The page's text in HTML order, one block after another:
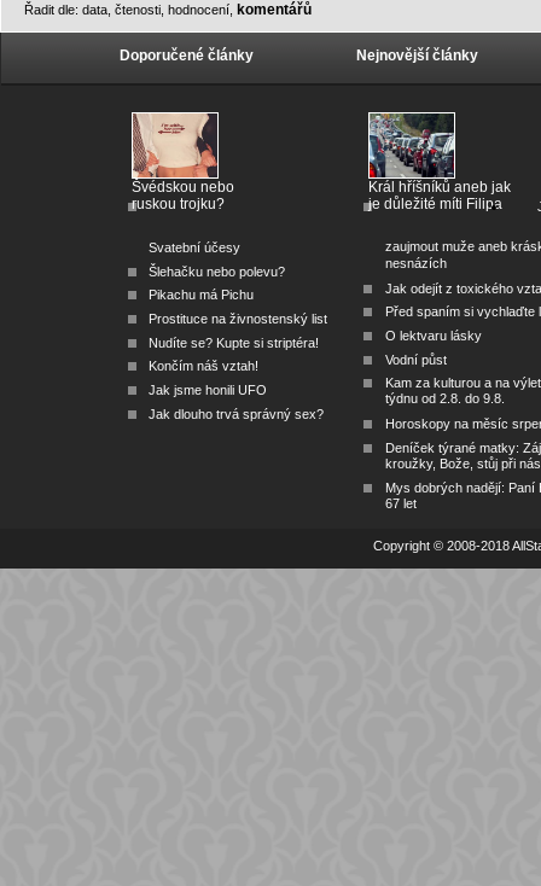
Řadit dle: data čtenosti hodnocení komentářů
Doporučené články
Švédskou nebo
ruskou trojku?
Svatební účesy
Šlehačku nebo polevu?
Pikachu má Pichu
Prostituce na živnostenský list
Nudíte se? Kupte si striptéra!
Končím náš vztah!
Jak jsme honili UFO
Jak dlouho trvá správný sex?
Nejnovější články
Král hříšníků aneb jak
je důležité míti Filipa
zaujmout muže aneb
nesnázích
Jak odejít z toxického
Před spaním si vychlaďte
O lektvaru lásky
Vodní půst
Kam za kulturou a na
týdnu od 2.8. do 9.8.
Horoskopy na měsíc
Deníček týrané matky:
kroužky, Bože, stůj při nás
Mys dobrých nadějí: Paní
67 let
Copyright © 2008-2018